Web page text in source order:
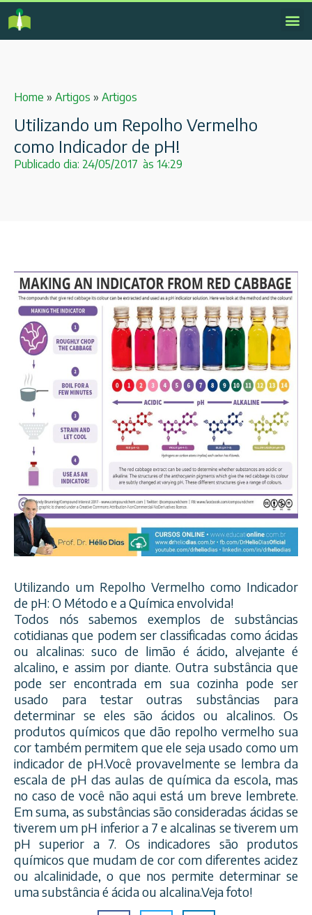
Home » Artigos » Artigos
Utilizando um Repolho Vermelho
como Indicador de pH!
Publicado dia: 24/05/2017 às 14:29
Utilizando um Repolho Vermelho como Indicador
de pH: O Método e a Química envolvida!
Todos nós sabemos exemplos de substâncias
cotidianas que podem ser classificadas como ácidas
ou alcalinas: suco de limão é ácido, alvejante é
alcalino, e assim por diante. Outra substância que
pode ser encontrada em sua cozinha pode ser
usado para testar outras substâncias para
determinar se eles são ácidos ou alcalinos. Os
produtos químicos que dão repolho vermelho sua
cor também permitem que ele seja usado como um
indicador de pH.Você provavelmente se lembra da
escala de pH das aulas de química da escola, mas
no caso de você não aqui está um breve lembrete.
Em suma, as substâncias são consideradas ácidas se
tiverem um pH inferior a 7 e alcalinas se tiverem um
pH superior a 7. Os indicadores são produtos
químicos que mudam de cor com diferentes acidez
ou alcalinidade, o que nos permite determinar se
uma substância é ácida ou alcalina.Veja foto!